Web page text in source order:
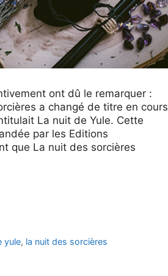
ont dû le remarquer :
a changé de titre en cours
La nuit de Yule. Cette
par les Editions
que La nuit des sorcières
yule, la nuit des sorcières